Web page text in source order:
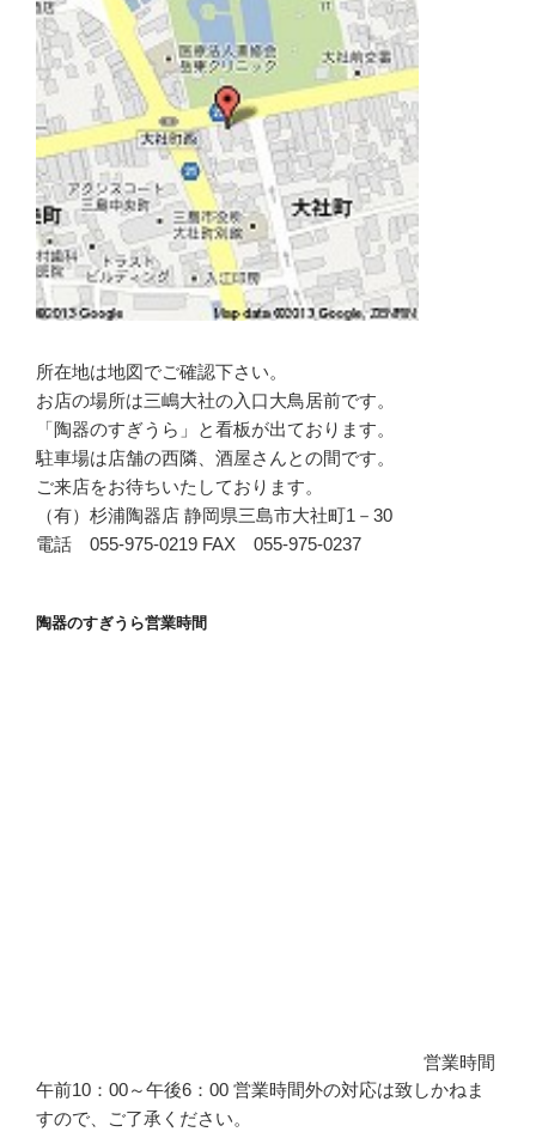
所在地は地図でご確認下さい。
お店の場所は三嶋大社の入口大鳥居前です。
「陶器のすぎうら」と看板が出ております。
駐車場は店舗の西隣、酒屋さんとの間です。
ご来店をお待ちいたしております。
（有）杉浦陶器店 静岡県三島市大社町1－30
電話 055-975-0219 FAX 055-975-0237
陶器のすぎうら営業時間
営業時間
午前10：00～午後6：00 営業時間外の対応は致しかねま
すので、ご了承ください。